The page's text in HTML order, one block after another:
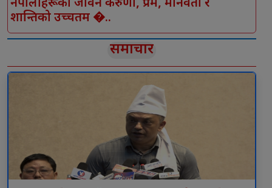
नेपालीहरूको जीवन करुणा, प्रेम, मानवता र
शान्तिको उच्चतम �..
समाचार